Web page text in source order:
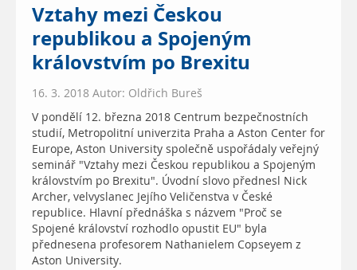
Vztahy mezi Českou
republikou a Spojeným
královstvím po Brexitu
16. 3. 2018 Autor: Oldřich Bureš
V pondělí 12. března 2018 Centrum bezpečnostních
studií, Metropolitní univerzita Praha a Aston Center for
Europe, Aston University společně uspořádaly veřejný
seminář "Vztahy mezi Českou republikou a Spojeným
královstvím po Brexitu". Úvodní slovo přednesl Nick
Archer, velvyslanec Jejího Veličenstva v České
republice. Hlavní přednáška s názvem "Proč se
Spojené království rozhodlo opustit EU" byla
přednesena profesorem Nathanielem Copseyem z
Aston University.